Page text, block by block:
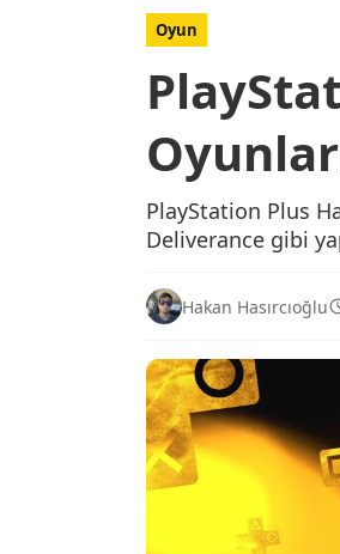
Oyun
PlayStation Plus
Deliverance gibi
Hakan Hasırcıoğlu